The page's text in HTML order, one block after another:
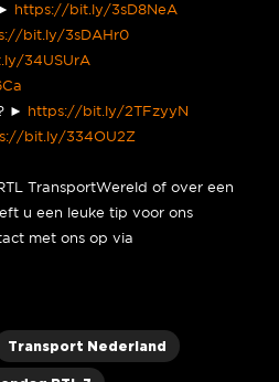
https://bit.ly/3sD8NeA
bit.ly/3sDAHr0
34USUrA
► https://bit.ly/2TFzyyN
bit.ly/334OU2Z
TransportWereld of over een
u een leuke tip voor ons
met ons op via
Transport Nederland